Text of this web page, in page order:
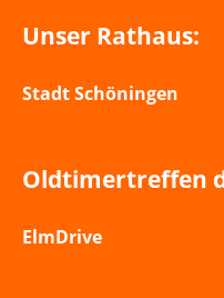
Unser Rathaus:
Stadt Schöningen
Oldtimertreffen
ElmDrive